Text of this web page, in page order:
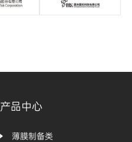
产品中心
薄膜制备类